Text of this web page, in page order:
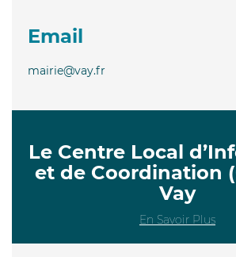
Email
mairie@vay.fr
Le Centre Local
et de Coordination
Vay
En Savoir Plus